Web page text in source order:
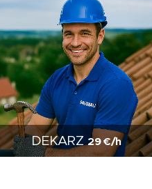
DEKARZ 29 €/h